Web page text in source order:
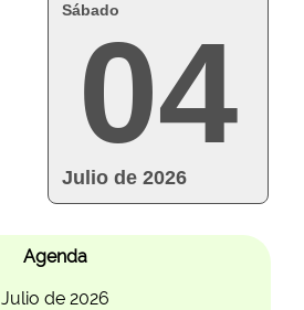
Sábado
04
Julio de 2026
Agenda
Julio de 2026